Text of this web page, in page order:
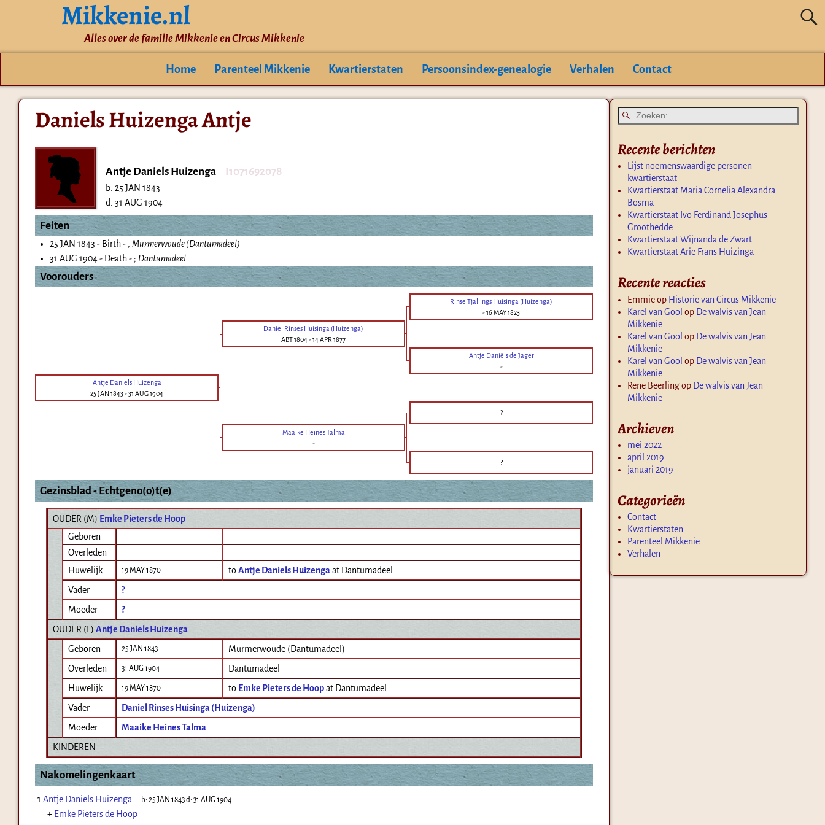
Mikkenie.nl
Alles over de familie Mikkenie en Circus Mikkenie
Home Parenteel Mikkenie Kwartierstaten Persoonsindex-genealogie Verhalen Contact
Daniels Huizenga Antje
Antje Daniels Huizenga I1071692078
b: 25 JAN 1843
d: 31 AUG 1904
Feiten
25 JAN 1843 - Birth - ; Murmerwoude (Dantumadeel)
31 AUG 1904 - Death - ; Dantumadeel
Voorouders
Rinse Tjallings Huisinga (Huizenga)
-16 MAY 1823
Daniel Rinses Huisinga (Huizenga)
ABT 1804-14 APR 1877
Antje Daniëls de Jager
-
Antje Daniels Huizenga
25 JAN 1843-31 AUG 1904
?
Maaike Heines Talma
-
?
Gezinsblad - Echtgeno(o)t(e)
OUDER (M) Emke Pieters de Hoop
Geboren
Overleden
Huwelijk
19 MAY 1870 toAntje Daniels Huizengaat Dantumadeel
Vader
?
Moeder
?
OUDER (F) Antje Daniels Huizenga
Geboren
25 JAN 1843
Murmerwoude (Dantumadeel)
Overleden
31 AUG 1904
Dantumadeel
Huwelijk
19 MAY 1870 to Emke Pieters de Hoopat Dantumadeel
Vader
Daniel Rinses Huisinga (Huizenga)
Moeder
Maaike Heines Talma
KINDEREN
Nakomelingenkaart
1 Antje Daniels Huizenga b: 25 JAN 1843d: 31 AUG 1904
+ Emke Pieters de Hoop
Recente berichten
Lijst noemenswaardige personen
kwartierstaat
Kwartierstaat Maria Cornelia Alexandra
Bosma
Kwartierstaat Ivo Ferdinand Josephus
Groothedde
Kwartierstaat Wijnanda de Zwart
Kwartierstaat Arie Frans Huizinga
Recente reacties
Emmieop Historie van Circus Mikkenie
Karel van Gool op De walvis van Jean
Mikkenie
Karel van Gool op De walvis van Jean
Mikkenie
Karel van Gool op De walvis van Jean
Mikkenie
Rene Beerlingop De walvis van Jean
Mikkenie
Archieven
mei 2022
april 2019
januari 2019
Categorieën
Contact
Kwartierstaten
Parenteel Mikkenie
Verhalen